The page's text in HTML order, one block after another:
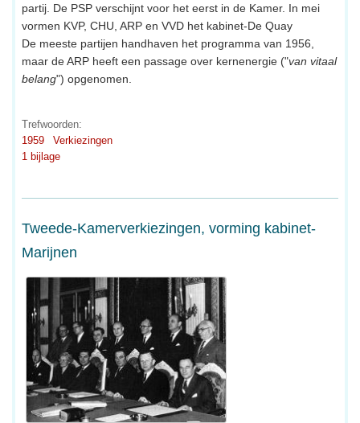
partij. De PSP verschijnt voor het eerst in de Kamer. In mei
vormen KVP, CHU, ARP en VVD het kabinet-De Quay
De meeste partijen handhaven het programma van 1956,
maar de ARP heeft een passage over kernenergie ("van vitaal
belang") opgenomen.
Trefwoorden:
1959
Verkiezingen
1 bijlage
Tweede-Kamerverkiezingen, vorming kabinet-
Marijnen